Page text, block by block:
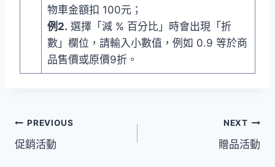
物車金額扣 100元；
例2. 選擇「減 % 百分比」時會出現「折
數」欄位，請輸入小數值，例如 0.9 等於商
品售價或原價9折。
文
章
PREVIOUS
促銷活動
NEXT
贈品活動